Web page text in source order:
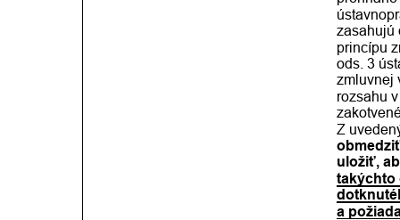
zasahujú
princípu
ods. 3
zmluvnej
rozsahu
Z
uložiť,
takýchto
a